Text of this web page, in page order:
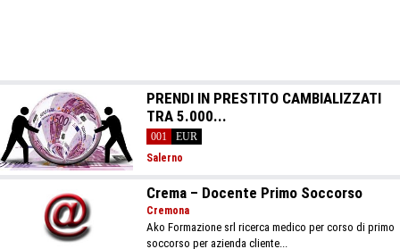
PRENDI IN PRESTITO CAMBIALIZZATI
TRA 5.000...
001
EUR
Salerno
Crema – Docente Primo Soccorso
Cremona
Ako Formazione srl ricerca medico per corso di primo
soccorso per azienda cliente...